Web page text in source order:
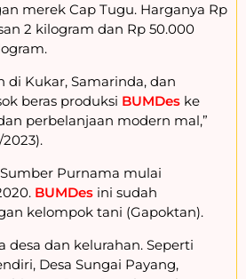
merek Cap Tugu. Harganya Rp
2 kilogram dan Rp 50.000
di Kukar, Samarinda, dan
beras produksi BUMDes ke
perbelanjaan modern mal,”
Sumber Purnama mulai
BUMDes ini sudah
kelompok tani (Gapoktan).
desa dan kelurahan. Seperti
Desa Sungai Payang,